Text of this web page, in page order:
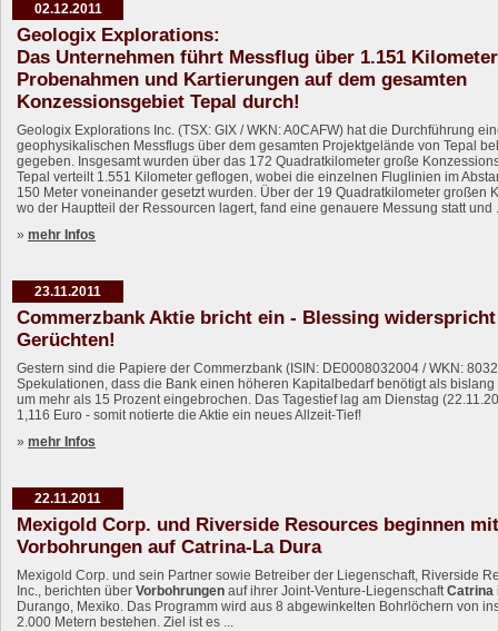
02.12.2011
Geologix Explorations:
Das Unternehmen führt Messflug über 1.151
Probenahmen und Kartierungen auf dem gesamten
Konzessionsgebiet Tepal durch!
Geologix Explorations Inc. (TSX: GIX / WKN: A0CAFW) hat die Durchführung
geophysikalischen Messflugs über dem gesamten Projektgelände von Tepal
gegeben. Insgesamt wurden über das 172 Quadratkilometer große
Tepal verteilt 1.551 Kilometer geflogen, wobei die einzelnen Fluglinien im
150 Meter voneinander gesetzt wurden. Über der 19 Quadratkilometer großen
wo der Hauptteil der Ressourcen lagert, fand eine genauere Messung statt und
» mehr Infos
23.11.2011
Commerzbank Aktie bricht ein - Blessing
Gerüchten!
Gestern sind die Papiere der Commerzbank (ISIN: DE0008032004 / WKN:
Spekulationen, dass die Bank einen höheren Kapitalbedarf benötigt als bislang
um mehr als 15 Prozent eingebrochen. Das Tagestief lag am Dienstag
1,116 Euro - somit notierte die Aktie ein neues Allzeit-Tief!
» mehr Infos
22.11.2011
Mexigold Corp. und Riverside Resources beginnen mit
Vorbohrungen auf Catrina-La Dura
Mexigold Corp. und sein Partner sowie Betreiber der Liegenschaft, Riverside
Inc., berichten über Vorbohrungen auf ihrer Joint-Venture-LiegenschaftCatrina
Durango, Mexiko. Das Programm wird aus 8 abgewinkelten Bohrlöchern von
2.000 Metern bestehen. Ziel ist es ...